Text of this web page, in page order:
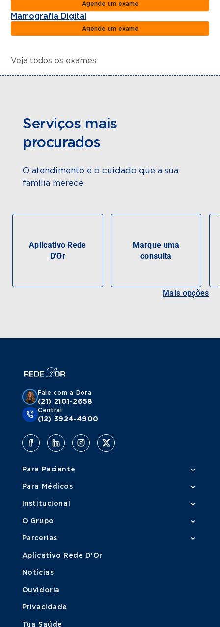
Agende um exame
Mamografia Digital
Agende um exame
Veja todos os exames
Serviços mais
procurados
O atendimento e o cuidado que a sua
família merece
Aplicativo Rede
D'Or
Marque uma
consulta
Mais opções
Fale com a Dora
(21) 2101-2658
Central
(12) 3924-4900
Para Paciente
Para Médicos
Institucional
O Grupo
Parcerias
Aplicativo Rede D'Or
Notícias
Ouvidoria
Privacidade
Tua Saúde